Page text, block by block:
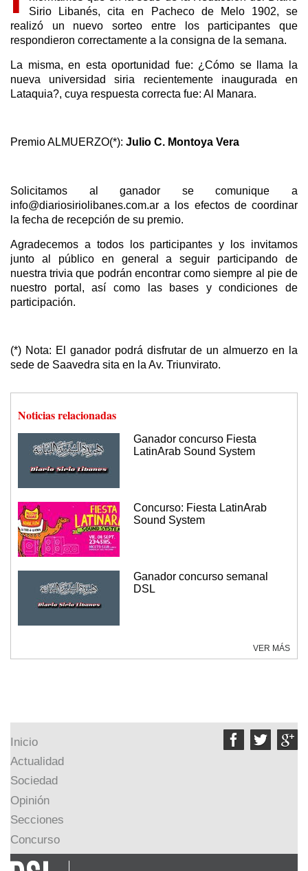
Sirio Libanés, cita en Pacheco de Melo 1902, se
realizó un nuevo sorteo entre los participantes que
respondieron correctamente a la consigna de la semana.
La misma, en esta oportunidad fue: ¿Cómo se llama la
nueva universidad siria recientemente inaugurada en
Lataquia?, cuya respuesta correcta fue: Al Manara.
Premio ALMUERZO(*): Julio C. Montoya Vera
Solicitamos al ganador se comunique a
info@diariosiriolibanes.com.ar a los efectos de coordinar
la fecha de recepción de su premio.
Agradecemos a todos los participantes y los invitamos
junto al público en general a seguir participando de
nuestra trivia que podrán encontrar como siempre al pie de
nuestro portal, así como las bases y condiciones de
participación.
(*) Nota: El ganador podrá disfrutar de un almuerzo en la
sede de Saavedra sita en la Av. Triunvirato.
Noticias relacionadas
Ganador concurso Fiesta
LatinArab Sound System
Concurso: Fiesta LatinArab
Sound System
Ganador concurso semanal
DSL
VER MÁS
  
Inicio
Actualidad
Sociedad
Opinión
Secciones
Concurso